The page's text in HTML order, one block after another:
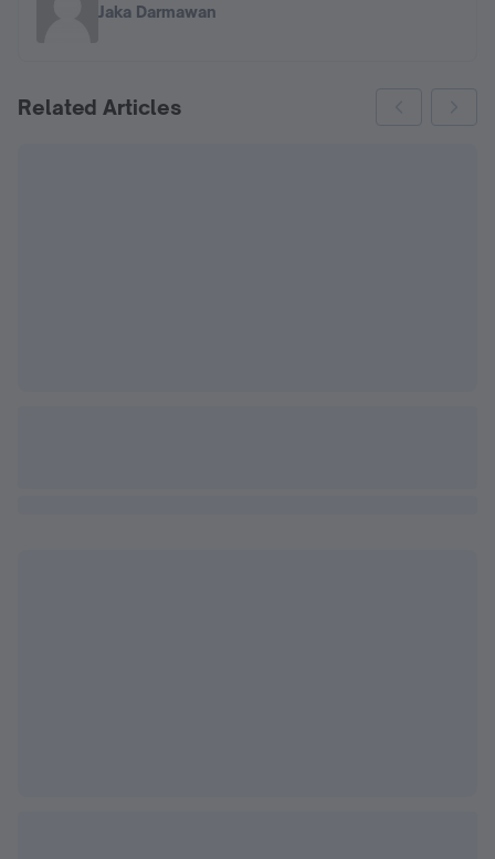
Jaka Darmawan
Related Articles